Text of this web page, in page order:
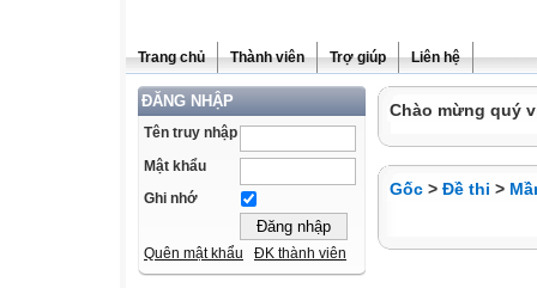
Trang chủ Thành viên Trợ giúp Liên hệ
ĐĂNG NHẬP
Tên truy nhập
Mật khẩu
Ghi nhớ
Quên mật khẩu ĐK thành viên
Chào mừng quý
Gốc > Đề thi >